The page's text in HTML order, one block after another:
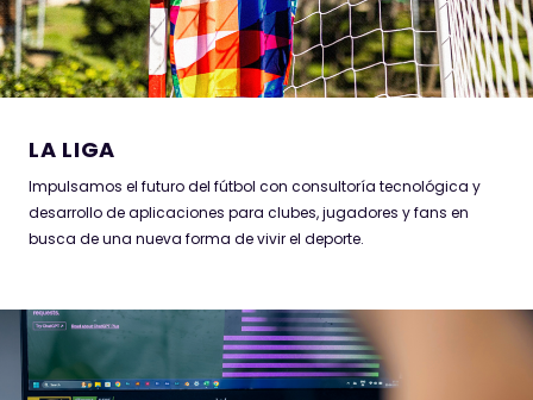
LA LIGA
Impulsamos el futuro del fútbol con consultoría tecnológica y
desarrollo de aplicaciones para clubes, jugadores y fans en
busca de una nueva forma de vivir el deporte.